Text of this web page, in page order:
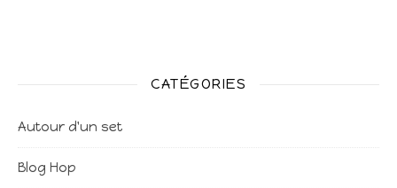
CATÉGORIES
Autour d'un set
Blog Hop